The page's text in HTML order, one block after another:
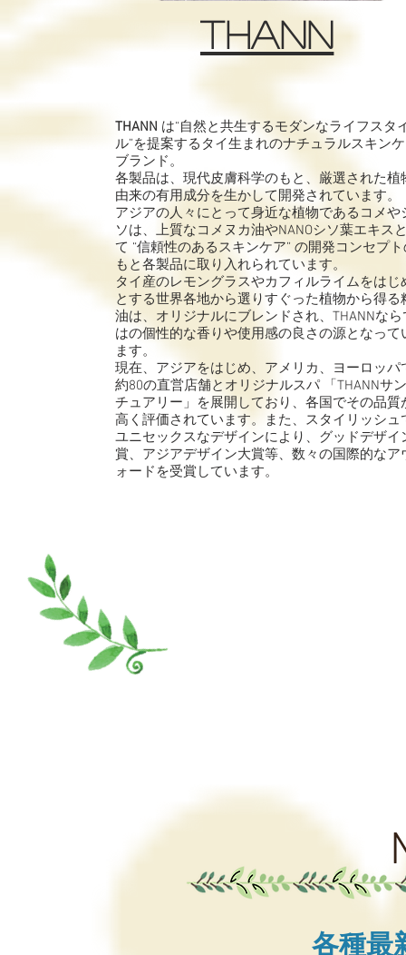
​THANN
THANN は“自然と共生するモダンなライフスタ
ル”を提案するタイ生まれのナチュラルスキン
ブランド。
各製品は、現代皮膚科学のもと、厳選された植
由来の有用成分を生かして開発されています。
アジアの人々にとって身近な植物であるコメや
ソは、上質なコメヌカ油やNANOシソ葉エキス
て “信頼性のあるスキンケア” の開発コンセプ
もと各製品に取り入れられています。
タイ産のレモングラスやカフィルライムをはじ
とする世界各地から選りすぐった植物から得る
油は、オリジナルにブレンドされ、THANNなら
はの個性的な香りや使用感の良さの源となって
ます。
現在、アジアをはじめ、アメリカ、ヨーロッパ
約80の直営店舗とオリジナルスパ 「THANNサ
チュアリー」を展開しており、各国でその品質
高く評価されています。また、スタイリッシュ
ユニセックスなデザインにより、グッドデザイ
賞、アジアデザイン大賞等、数々の国際的なア
ォードを受賞しています。